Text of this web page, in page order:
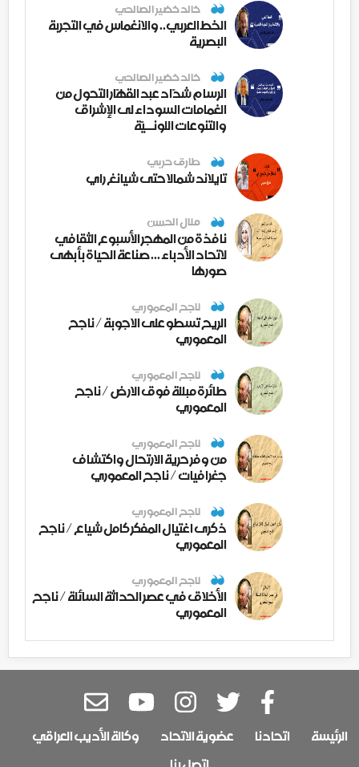
خالد خضير الصالحي
الخط العربي.. والانغماس في التجربة
البصرية
خالد خضير الصالحي
الرسام شدّاد عبد القهّار التحول من
الغمامات السوداء لى الإشراق
والتنوعات اللونــيّة
طارق حربي
تايلاند شمالا حتى شيانغ راي
منال الحسن
نافذة من المهجر الأسبوع الثقافي
لاتحاد الأدباء ... صناعة الحياة بأبهى
صورها
ناجح المعموري
الريح تسطو على الاجوبة / ناجح
المعموري
ناجح المعموري
طائرة مبللة فوق الارض / ناجح
المعموري
ناجح المعموري
من وفر حرية الارتحال واكتشاف
جغرافيات / ناجح المعموري
ناجح المعموري
ذكرى اغتيال المفكر كامل شياع / ناجح
المعموري
ناجح المعموري
الأخلاق في عصر الحداثة السائلة / ناجح
المعموري
الرئيسة اتحادنا عضوية الاتحاد
وكالة الأديب العراقي